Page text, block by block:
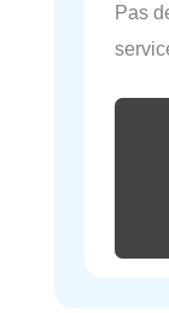
Pas